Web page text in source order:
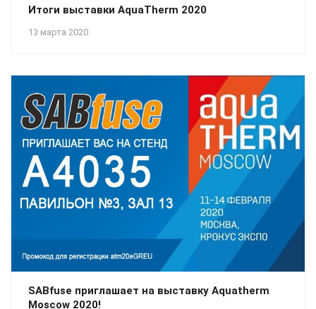
13 марта 2020
Итоги выставки AquaTherm 2020
SABfuse приглашает на выставку Aquatherm
Moscow 2020!